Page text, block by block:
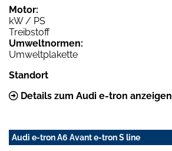
Motor:
kW / PS
Treibstoff
Umweltnormen:
Umweltplakette
Standort
Details zum Audi e-tron anzeigen
Audi e-tron A6 Avant e-tron S line